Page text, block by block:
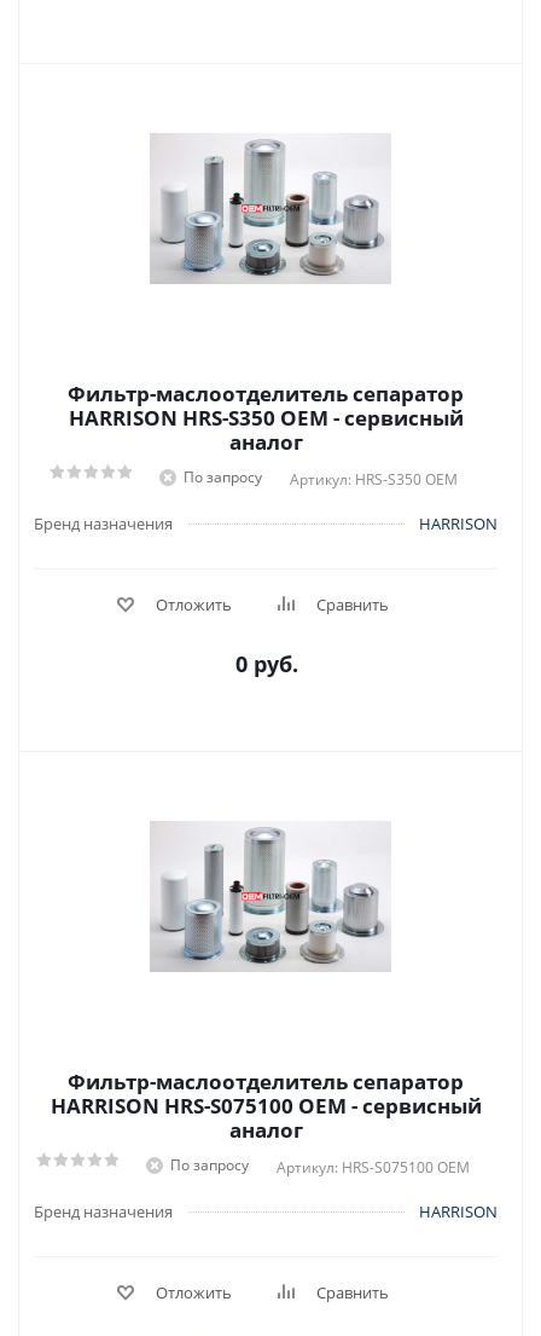
Фильтр-маслоотделитель сепаратор
HARRISON HRS-S350 OEM - сервисный
аналог
По запросу Артикул: HRS-S350 OEM
Бренд назначения HARRISON
Отложить Сравнить
0 руб.
Фильтр-маслоотделитель сепаратор
HARRISON HRS-S075100 OEM - сервисный
аналог
По запросу Артикул: HRS-S075100 OEM
Бренд назначения HARRISON
Отложить Сравнить